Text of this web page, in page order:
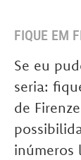
FIQUE EM
Se eu
seria:
de
inúmeros